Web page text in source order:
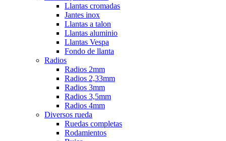
Llantas cromadas
Jantes inox
Llantas a talon
Llantas aluminio
Llantas Vespa
Fondo de llanta
Radios
Radios 2mm
Radios 2,33mm
Radios 3mm
Radios 3,5mm
Radios 4mm
Diversos rueda
Ruedas completas
Rodamientos